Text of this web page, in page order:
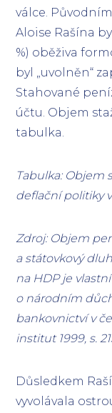
válce.
Aloise Rašína
%) oběživa
byl „uvolněn“
Stahované
účtu. Objem
tabulka.
Tabulka: Objem
deflační politiky
Zdroj: Objem
a státovkový
na HDP je
o národním
bankovnictví v
institut 1999, s.
Důsledkem
vyvolávala